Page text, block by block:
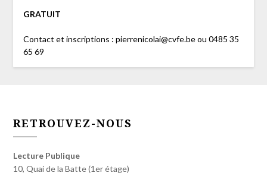
GRATUIT
Contact et inscriptions : pierrenicolai@cvfe.be ou 0485 35
65 69
RETROUVEZ-NOUS
Lecture Publique
10, Quai de la Batte (1er étage)